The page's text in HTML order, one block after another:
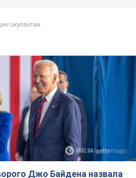
сигналізував про його
цьому належної уваги
у Карпатах
чому ведучу
пряму комунікацію в